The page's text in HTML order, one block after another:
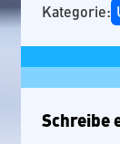
Kategorie:
Schreibe